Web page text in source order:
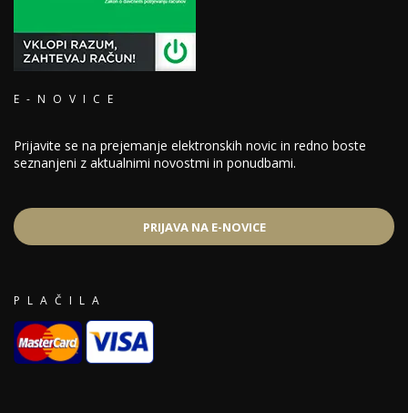
E-NOVICE
Prijavite se na prejemanje elektronskih novic in redno boste
seznanjeni z aktualnimi novostmi in ponudbami.
PRIJAVA NA E-NOVICE
PLAČILA